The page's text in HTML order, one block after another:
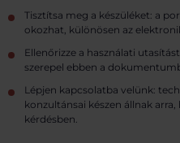
Tisztítsa meg a készüléket: a
okozhat, különösen az
Ellenőrizze a használati
szerepel ebben a
Lépjen kapcsolatba velünk:
konzultánsai készen állnak
kérdésben.